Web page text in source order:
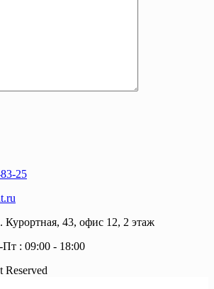
25
Курортная, 43, офис 12, 2 этаж
: 09:00 - 18:00